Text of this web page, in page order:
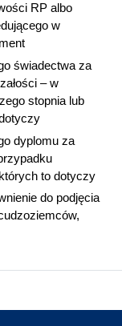
RP albo
w
świadectwa za
– w
stopnia lub
dyplomu za
to dotyczy
do podjęcia